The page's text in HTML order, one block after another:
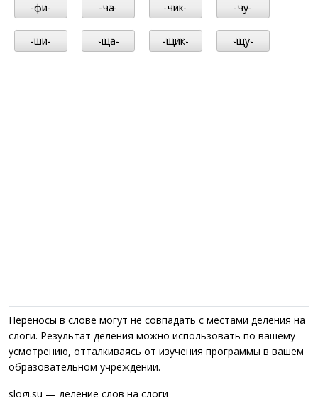
-фи- -ча- -чик- -чу-
-ши- -ща- -щик- -щу-
Переносы в слове могут не совпадать с местами деления на
слоги. Результат деления можно использовать по вашему
усмотрению, отталкиваясь от изучения программы в вашем
образовательном учреждении.
slogi.su — деление слов на слоги